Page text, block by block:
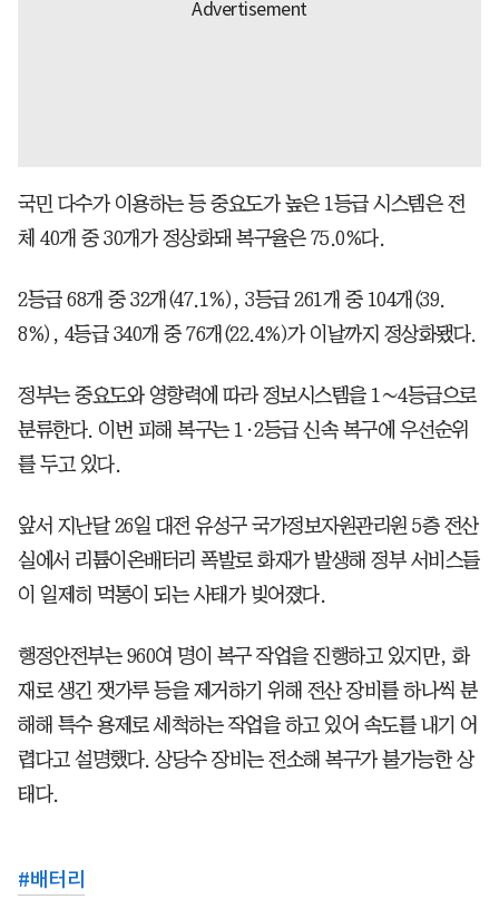
국민 다수가 이용하는 등 중요도가 높은 1등급 시스템은 전
체 40개 중 30개가 정상화돼 복구율은 75.0%다.
2등급 68개 중 32개(47.1%), 3등급 261개 중 104개(39.
8%), 4등급 340개 중 76개(22.4%)가 이날까지 정상화됐다.
정부는 중요도와 영향력에 따라 정보시스템을 1∼4등급으로
분류한다. 이번 피해 복구는 1·2등급 신속 복구에 우선순위
를 두고 있다.
앞서 지난달 26일 대전 유성구 국가정보자원관리원 5층 전산
실에서 리튬이온배터리 폭발로 화재가 발생해 정부 서비스들
이 일제히 먹통이 되는 사태가 빚어졌다.
행정안전부는 960여 명이 복구 작업을 진행하고 있지만, 화
재로 생긴 잿가루 등을 제거하기 위해 전산 장비를 하나씩 분
해해 특수 용제로 세척하는 작업을 하고 있어 속도를 내기 어
렵다고 설명했다. 상당수 장비는 전소해 복구가 불가능한 상
태다.
#배터리